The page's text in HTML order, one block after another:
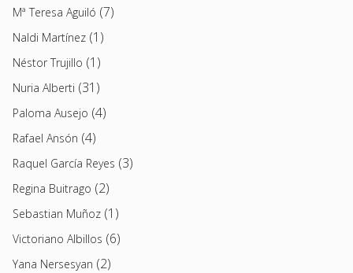
Mª Teresa Aguiló (7)
Naldi Martínez (1)
Néstor Trujillo (1)
Nuria Alberti (31)
Paloma Ausejo (4)
Rafael Ansón (4)
Raquel García Reyes (3)
Regina Buitrago (2)
Sebastian Muñoz (1)
Victoriano Albillos (6)
Yana Nersesyan (2)